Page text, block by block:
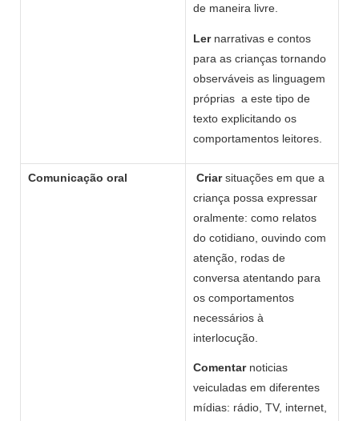
de maneira livre.
Lernarrativas e contos
para as crianças tornando
observáveis as linguagem
próprias a este tipo de
texto explicitando os
comportamentos leitores.
Comunicação oral Criarsituações em que a
criança possa expressar
oralmente: como relatos
do cotidiano, ouvindo com
atenção, rodas de
conversa atentando para
os comportamentos
necessários à
interlocução.
Comentarnoticias
veiculadas em diferentes
mídias: rádio, TV, internet,